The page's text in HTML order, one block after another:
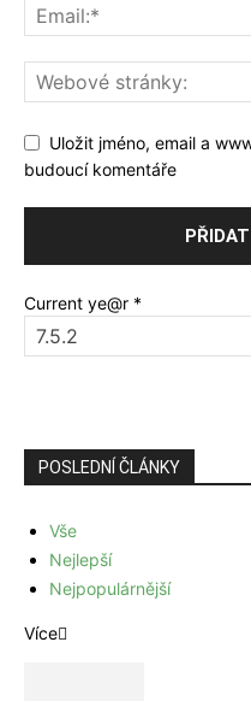
Uložit jméno, email a
budoucí komentáře
Current ye@r *
POSLEDNÍ ČLÁNKY
Vše
Nejlepší
Nejpopulárnější
Více